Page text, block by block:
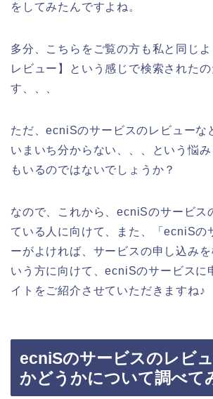
をしてみたんですよね。
多分、こちらをご覧の方も私と同じ
レビュー】という感じで検索されたの
す、、、
ただ、ecniSのサービスのレビューな
いまいち分からない、、、という悩み
もいるのではないでしょうか？
なので、これから、ecniSのサービス
ている人に向けて、また、「ecniSの
ーがよければ、サービスの申し込み
いう方に向けて、ecniSのサービスに
イトをご紹介させていただきますね♪
ecniSのサービスのレビ
かどうかについて調べて